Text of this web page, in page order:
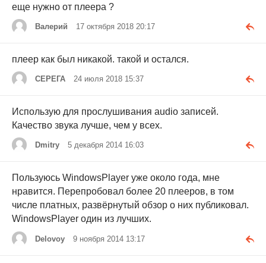
еще нужно от плеера ?
Валерий 17 октября 2018 20:17
плеер как был никакой. такой и остался.
СЕРЕГА 24 июля 2018 15:37
Использую для прослушивания audio записей.
Качество звука лучше, чем у всех.
Dmitry 5 декабря 2014 16:03
Пользуюсь WindowsPlayer уже около года, мне
нравится. Перепробовал более 20 плееров, в том
числе платных, развёрнутый обзор о них публиковал.
WindowsPlayer один из лучших.
Delovoy 9 ноября 2014 13:17